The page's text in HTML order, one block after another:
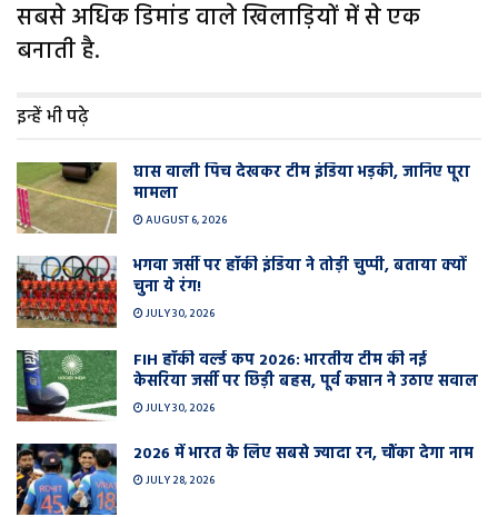
सबसे अधिक डिमांड वाले खिलाड़ियों में से एक
बनाती है.
इन्हें भी पढ़े
घास वाली प‍िच देखकर टीम इंडिया भड़की, जानिए पूरा
मामला
AUGUST 6, 2026
भगवा जर्सी पर हॉकी इंडिया ने तोड़ी चुप्पी, बताया क्यों
चुना ये रंग!
JULY 30, 2026
FIH हॉकी वर्ल्ड कप 2026: भारतीय टीम की नई
केसरिया जर्सी पर छिड़ी बहस, पूर्व कप्तान ने उठाए सवाल
JULY 30, 2026
2026 में भारत के लिए सबसे ज्यादा रन, चौंका देगा नाम
JULY 28, 2026